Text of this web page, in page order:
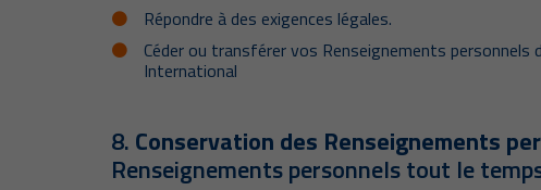
Répondre à des exigences légales.
Céder ou transférer vos Renseignements
International
8. Conservation des Renseignements
Renseignements personnels tout le